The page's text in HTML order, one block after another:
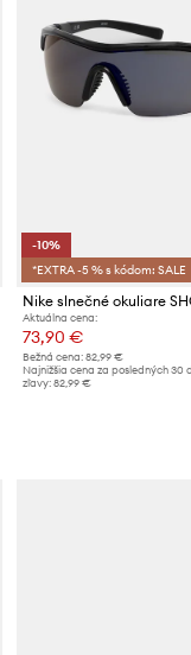
-10%
*EXTRA -5 % s kódom: SALE
Nike slnečné okuliare
Aktuálna cena:
73,90 €
Bežná cena: 82,99 €
Najnižšia cena za posledných 30
zľavy: 82,99 €